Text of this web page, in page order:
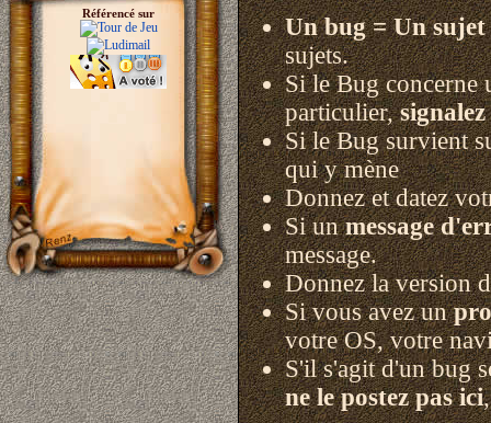
Référencé sur
Un bug = Un
sujets.
Si le Bug concerne
particulier,
Si le Bug survient
qui y mène
Donnez et datez
Si unmessage
message.
Donnez la version
Si vous avez un
votre OS, votre
S'il s'agit d'un bug
ne le postez pas ici